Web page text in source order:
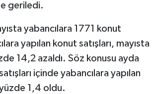
geriledi.
yabancılara 1771 konut
yapılan konut satışları, mayısta
14,2 azaldı. Söz konusu ayda
içinde yabancılara yapılan
yüzde 1,4 oldu.